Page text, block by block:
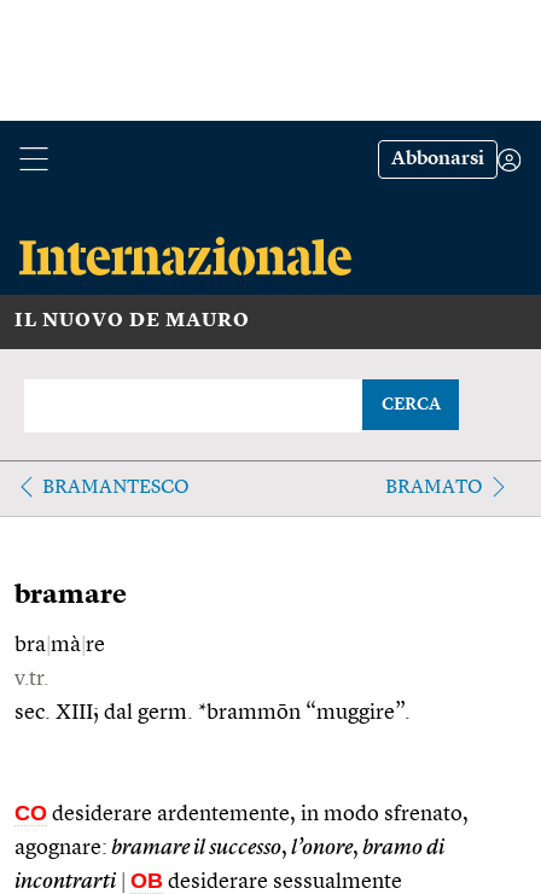
Abbonarsi
IL NUOVO DE MAURO
CERCA
BRAMANTESCO BRAMATO
bramare
bra mà re
v.tr.
sec. XIII; dal germ. *brammōn “muggire”.
CO desiderare ardentemente, in modo sfrenato,
agognare: bramare il successo, l’onore, bramo di
incontrarti
OB desiderare sessualmente